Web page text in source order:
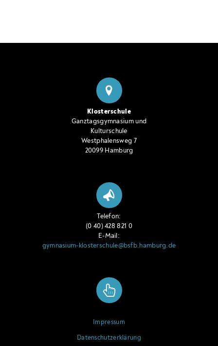
Klosterschule
Ganztagsgymnasium und
Kulturschule
Westphalensweg 7
20099 Hamburg
Telefon:
(0 40) 428 821 0
E-Mail:
gymnasium-klosterschule@bsfb.hamburg.de
Impressum
Datenschutzerklärung